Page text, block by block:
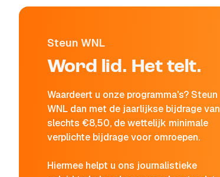
Steun WNL
Word lid. Het telt.
Waardeert u onze programma's? Steun
WNL dan met de jaarlijkse bijdrage van
slechts €8,50, de wettelijk minimale
verplichte bijdrage voor omroepen.
Hiermee helpt u ons journalistieke